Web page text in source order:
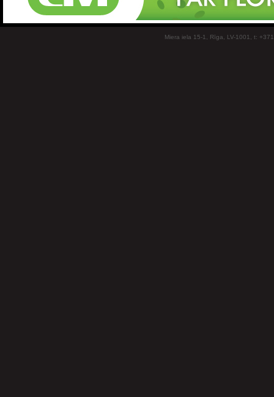
Miera iela 15-1, Rīga, LV-1001, t: